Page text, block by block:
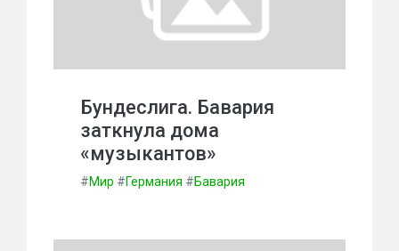
Бундеслига. Бавария
заткнула дома
«музыкантов»
#Мир #Германия #Бавария